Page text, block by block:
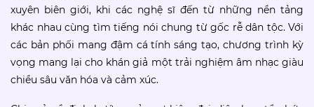
xuyên biên giới, khi các nghệ sĩ đến từ những nền tảng
khác nhau cùng tìm tiếng nói chung từ gốc rễ dân tộc. Với
các bản phối mang đậm cá tính sáng tạo, chương trình kỳ
vọng mang lại cho khán giả một trải nghiệm âm nhạc giàu
chiều sâu văn hóa và cảm xúc.